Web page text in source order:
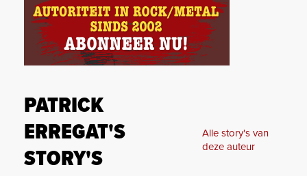
PATRICK
ERREGAT'S
STORY'S
Alle story's van
deze auteur